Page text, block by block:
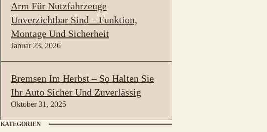
Arm Für Nutzfahrzeuge
Unverzichtbar Sind – Funktion,
Montage Und Sicherheit
Januar 23, 2026
Bremsen Im Herbst – So Halten Sie
Ihr Auto Sicher Und Zuverlässig
Oktober 31, 2025
KATEGORIEN